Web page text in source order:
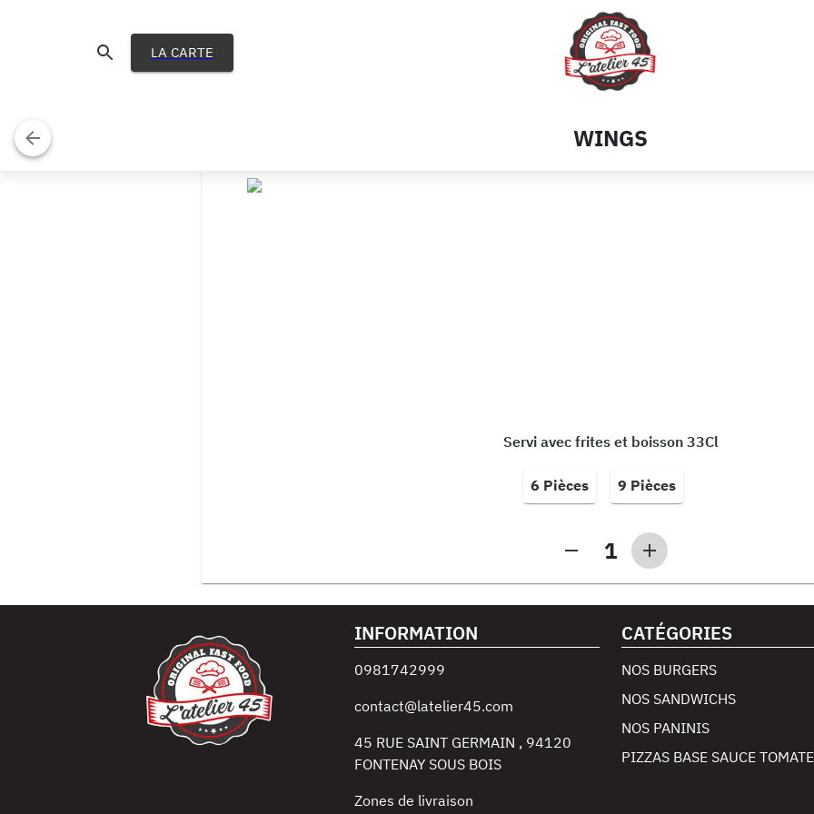
LA CARTE
WINGS
Servi avec frites et boisson 33Cl
6 Pièces 9 Pièces
1
INFORMATION
0981742999
contact@latelier45.com
45 RUE SAINT GERMAIN , 94120
FONTENAY SOUS BOIS
Zones de livraison
CATÉGORIES
NOS BURGERS
NOS SANDWICHS
NOS PANINIS
PIZZAS BASE SAUCE TOMATE